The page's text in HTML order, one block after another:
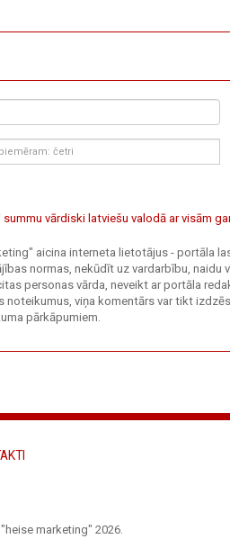
vārdiski latviešu valodā ar visām
aicina interneta lietotājus - portāla
normas, nekūdīt uz vardarbību,
personas vārda, neveikt ar portāla
noteikumus, viņa komentārs var tikt
pārkāpumiem.
marketing" 2026.